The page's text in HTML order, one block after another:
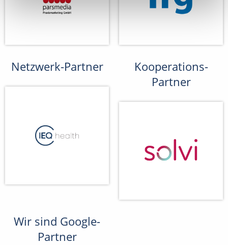
Netzwerk-Partner
Kooperations-
Partner
Wir sind Google-
Partner